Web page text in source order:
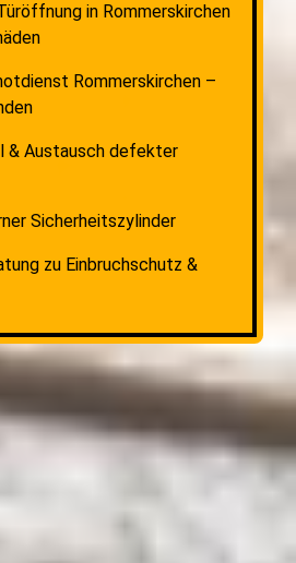
in Rommerskirchen
Rommerskirchen –
& Austausch defekter
Sicherheitszylinder
zu Einbruchschutz &